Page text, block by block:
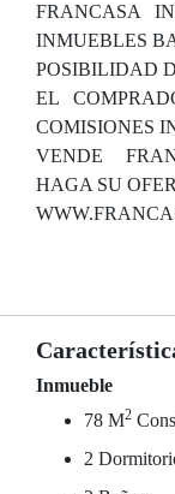
FRANCASA
INMUEBLES
POSIBILIDAD
EL
COMISIONES
VENDE
HAGA SU
Inmueble
78 M2
2